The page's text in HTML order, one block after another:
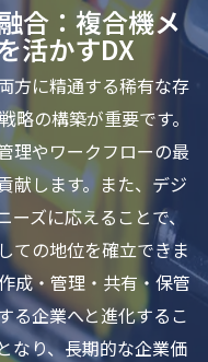
合：複合機メ
活かすDX
方に精通する稀有な存
略の構築が重要です。
理やワークフローの最
献します。また、デジ
ズに応えることで、
ての地位を確立できま
成・管理・共有・保管
る企業へと進化するこ
なり、長期的な企業価